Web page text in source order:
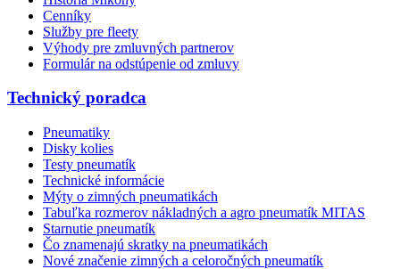
Cenníky
Služby pre fleety
Výhody pre zmluvných partnerov
Formulár na odstúpenie od zmluvy
Technický poradca
Pneumatiky
Disky kolies
Testy pneumatík
Technické informácie
Mýty o zimných pneumatikách
Tabuľka rozmerov nákladných a agro pneumatík MITAS
Starnutie pneumatík
Čo znamenajú skratky na pneumatikách
Nové značenie zimných a celoročných pneumatík